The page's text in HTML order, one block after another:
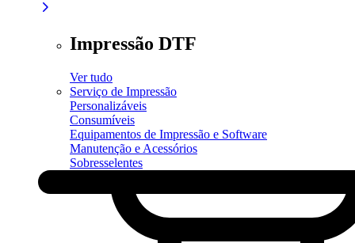
Impressão DTF
Ver tudo
Serviço de Impressão
Personalizáveis
Consumíveis
Equipamentos de Impressão e Software
Manutenção e Acessórios
Sobresselentes